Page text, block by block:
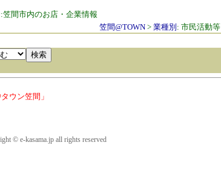
間市内のお店・企業情報
笠間@TOWN > 業種別 : 市民活動等
タウン笠間」
© e-kasama.jp all rights reserved